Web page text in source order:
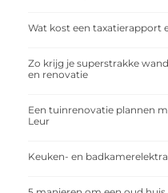
Wat kost een taxatierapport
Zo krijg je superstrakke
en renovatie
Een tuinrenovatie plannen
Leur
Keuken- en